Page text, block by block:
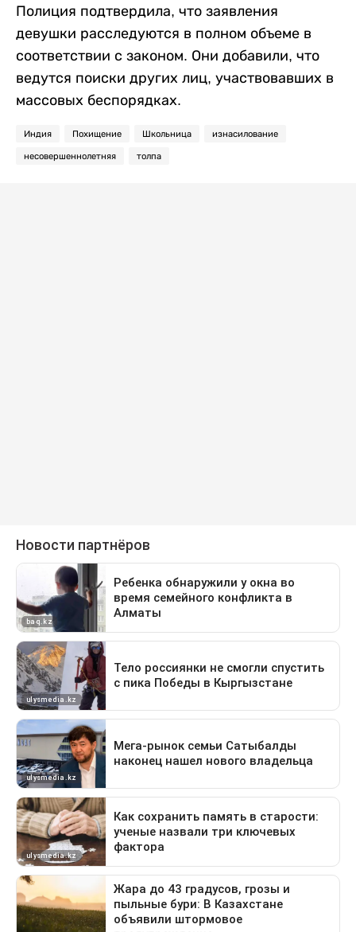
Полиция подтвердила, что заявления
девушки расследуются в полном объеме в
соответствии с законом. Они добавили, что
ведутся поиски других лиц, участвовавших в
массовых беспорядках.
Индия Похищение Школьница изнасилование
несовершеннолетняя толпа